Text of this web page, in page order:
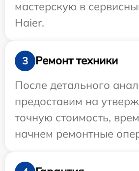
мастерскую в
Haier.
3
Ремонт техники
После детального
предоставим на
точную стоимость,
начнем ремонтные